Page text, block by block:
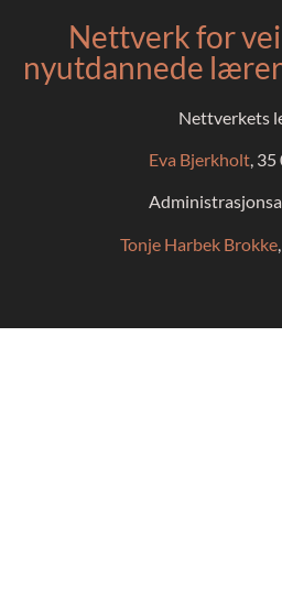
Nettverk for
nyutdannede
Nettverkets
Eva Bjerkholt, 35
Tonje Harbek Brokke